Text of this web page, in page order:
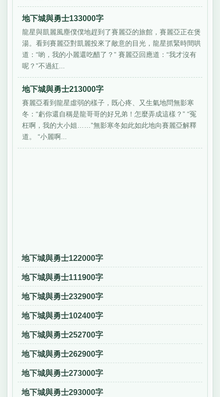
地下城與勇士133000字
龍星與凱麗風塵僕僕地趕到了賽麗亞的旅館，賽麗亞正在煲
湯。看到賽麗亞對凱麗投來了敵意的目光，龍星抓緊時間哄
道：“喲，我的小麗還吃醋了？” 賽麗亞回應道：“我才沒有
呢？”不過紅...
地下城與勇士213000字
賽麗亞看到龍星虛弱的樣子，既心疼、又生氣地問無影寒
冬：“虧你還自稱是龍哥哥的好兄弟！怎麼弄成這樣？” “冤
枉啊，我的大小姐……”無影寒冬如此如此地向賽麗亞解釋
道。 “小麗啊...
地下城與勇士122000字
地下城與勇士111900字
地下城與勇士232900字
地下城與勇士102400字
地下城與勇士252700字
地下城與勇士262900字
地下城與勇士273000字
地下城與勇士293000字